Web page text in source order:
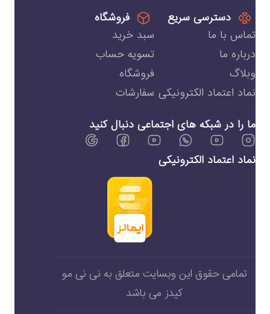
دسترسی سریع
تماس با ما
درباره ما
وبلاگ
نماد اعتماد الکترونیکی
فروشگاه
سبد خرید
تسویه حساب
فروشگاه
سفارشات
ما را در شبکه های اجتماعی دنبال کنید
نماد اعتماد الکترونیکی
تمامی حقوق این وبسایت متعلق به نی نی مو
کیدز می باشد